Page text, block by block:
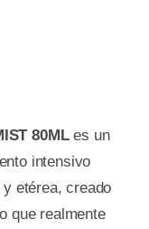
80MLes un
intensivo
etérea, creado
que realmente